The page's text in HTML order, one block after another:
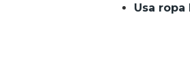
Usa ropa